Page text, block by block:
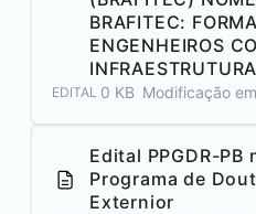
BRAFITEC:
ENGENHEIROS
EDITAL 0 KB Modificação em
Edital PPGDR-PB
Programa de
Externior